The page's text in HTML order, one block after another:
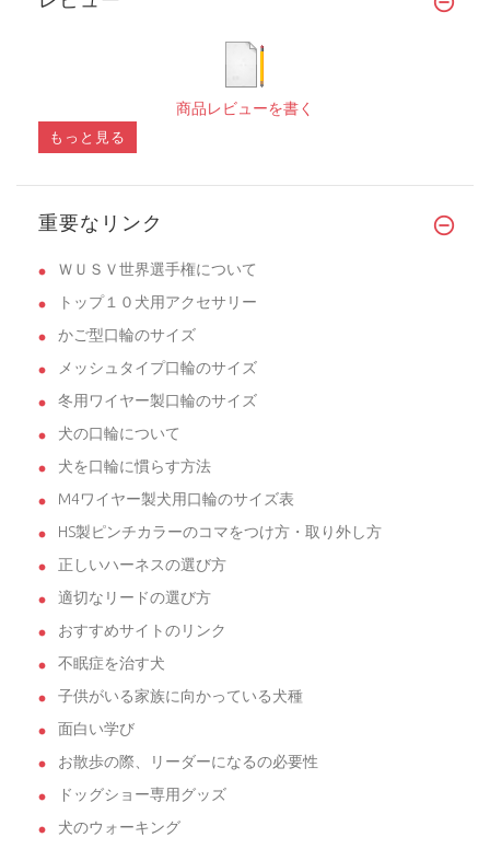
商品レビューを書く
もっと見る
重要なリンク
ＷＵＳＶ世界選手権について
トップ１０犬用アクセサリー
かご型口輪のサイズ
メッシュタイプ口輪のサイズ
冬用ワイヤー製口輪のサイズ
犬の口輪について
犬を口輪に慣らす方法
M4ワイヤー製犬用口輪のサイズ表
HS製ピンチカラーのコマをつけ方・取り外し方
正しいハーネスの選び方
適切なリードの選び方
おすすめサイトのリンク
不眠症を治す犬
子供がいる家族に向かっている犬種
面白い学び
お散歩の際、リーダーになるの必要性
ドッグショー専用グッズ
犬のウォーキング